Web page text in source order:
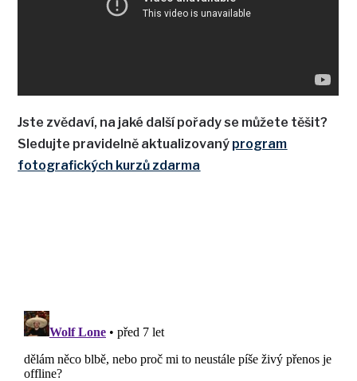
Jste zvědaví, na jaké další pořady se můžete těšit?
Sledujte pravidelně aktualizovaný program
fotografických kurzů zdarma